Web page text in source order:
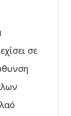
σε